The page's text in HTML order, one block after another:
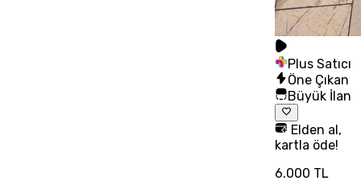
Plus Satıcı
Öne Çıkan
Büyük İlan
Elden al,
kartla öde!
6.000 TL